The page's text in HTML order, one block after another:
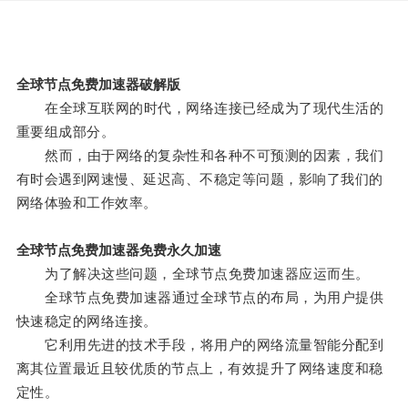
全球节点免费加速器破解版
在全球互联网的时代，网络连接已经成为了现代生活的
重要组成部分。
然而，由于网络的复杂性和各种不可预测的因素，我们
有时会遇到网速慢、延迟高、不稳定等问题，影响了我们的
网络体验和工作效率。
全球节点免费加速器免费永久加速
为了解决这些问题，全球节点免费加速器应运而生。
全球节点免费加速器通过全球节点的布局，为用户提供
快速稳定的网络连接。
它利用先进的技术手段，将用户的网络流量智能分配到
离其位置最近且较优质的节点上，有效提升了网络速度和稳
定性。